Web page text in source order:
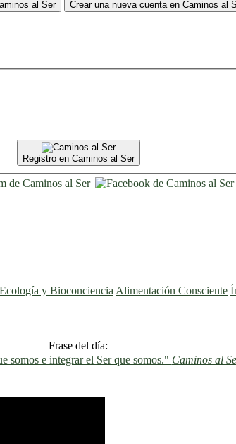
al Ser Crear una nueva cuenta en Caminos al
Registro en Caminos al Ser
Ecología y Bioconciencia Alimentación Consciente
Frase del día:
somos e integrar el Ser que somos." Caminos al